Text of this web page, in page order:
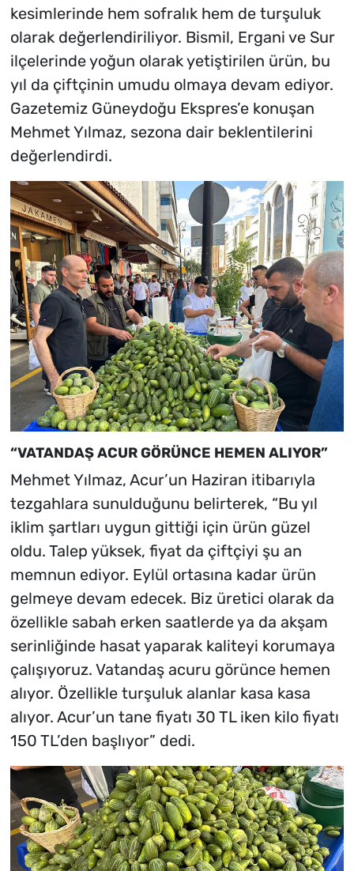
kesimlerinde hem sofralık hem de turşuluk
olarak değerlendiriliyor. Bismil, Ergani ve Sur
ilçelerinde yoğun olarak yetiştirilen ürün, bu
yıl da çiftçinin umudu olmaya devam ediyor.
Gazetemiz Güneydoğu Ekspres’e konuşan
Mehmet Yılmaz, sezona dair beklentilerini
değerlendirdi.
“VATANDAŞ ACUR GÖRÜNCE HEMEN ALIYOR”
Mehmet Yılmaz, Acur’un Haziran itibarıyla
tezgahlara sunulduğunu belirterek, “Bu yıl
iklim şartları uygun gittiği için ürün güzel
oldu. Talep yüksek, fiyat da çiftçiyi şu an
memnun ediyor. Eylül ortasına kadar ürün
gelmeye devam edecek. Biz üretici olarak da
özellikle sabah erken saatlerde ya da akşam
serinliğinde hasat yaparak kaliteyi korumaya
çalışıyoruz. Vatandaş acuru görünce hemen
alıyor. Özellikle turşuluk alanlar kasa kasa
alıyor. Acur’un tane fiyatı 30 TL iken kilo fiyatı
150 TL’den başlıyor” dedi.